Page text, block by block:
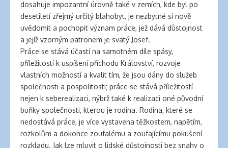
dosahuje impozantní úrovně také v zemích, kde byl po
desetiletí zřejmý určitý blahobyt, je nezbytné si nově
uvědomit a pochopit význam práce, jež dává důstojnost
a jejíž vzorným patronem je svatý Josef.
Práce se stává účastí na samotném díle spásy,
příležitostí k uspíšení příchodu Království, rozvoje
vlastních možností a kvalit tím, že jsou dány do služeb
společnosti a pospolitosti; práce se stává příležitostí
nejen k seberealizaci, nýbrž také k realizaci oné původní
buňky společnosti, kterou je rodina. Rodina, které se
nedostává práce, je více vystavena těžkostem, napětím,
rozkolům a dokonce zoufalému a zoufajícímu pokušení
rozkladu. Jak lze mluvit o lidské důstojnosti bez snahy o